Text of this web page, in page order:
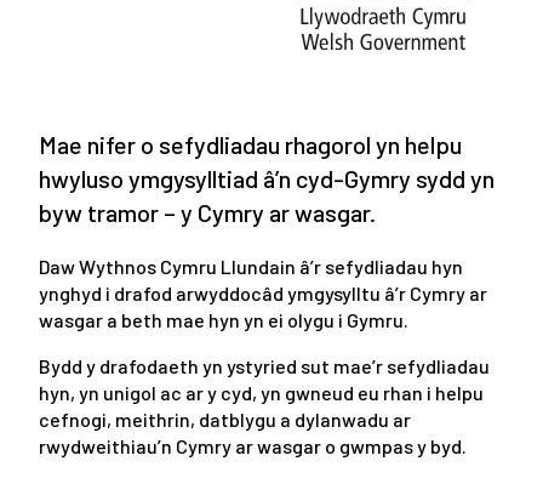
Mae nifer o sefydliadau rhagorol yn helpu
hwyluso ymgysylltiad â’n cyd-Gymry sydd yn
byw tramor – y Cymry ar wasgar.
Daw Wythnos Cymru Llundain â’r sefydliadau hyn
ynghyd i drafod arwyddocâd ymgysylltu â’r Cymry ar
wasgar a beth mae hyn yn ei olygu i Gymru.
Bydd y drafodaeth yn ystyried sut mae’r sefydliadau
hyn, yn unigol ac ar y cyd, yn gwneud eu rhan i helpu
cefnogi, meithrin, datblygu a dylanwadu ar
rwydweithiau’n Cymry ar wasgar o gwmpas y byd.